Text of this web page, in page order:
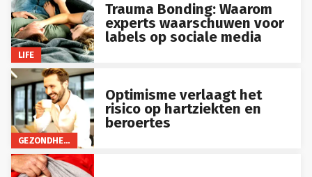
LIFE
Trauma Bonding: Waarom
experts waarschuwen voor
labels op sociale media
GEZONDHEID
Optimisme verlaagt het
risico op hartziekten en
beroertes